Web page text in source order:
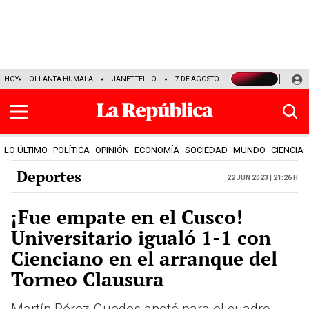
HOY OLLANTA HUMALA JANET TELLO 7 DE AGOSTO TINKA RESULTADOS
LO ÚLTIMO POLÍTICA OPINIÓN ECONOMÍA SOCIEDAD MUNDO CIENCIA
Deportes 22 Jun 2023 | 21:26 h
¡Fue empate en el Cusco!
Universitario igualó 1-1 con
Cienciano en el arranque del
Torneo Clausura